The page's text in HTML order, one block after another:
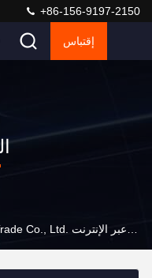
+86-156-9197-2150
إقتباس